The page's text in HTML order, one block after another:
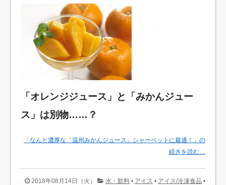
「オレンジジュース」と「みかんジュー
ス」は別物……？
「なんと濃厚な「温州みかんジュース」シャーベットに最適！」の
続きを読む…
2018年08月14日（火） 水・飲料 • アイス • アイス/冷凍食品 •